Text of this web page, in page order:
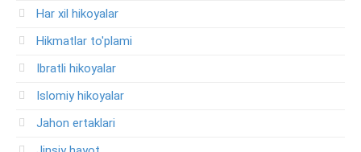
Har xil hikoyalar
Hikmatlar to'plami
Ibratli hikoyalar
Islomiy hikoyalar
Jahon ertaklari